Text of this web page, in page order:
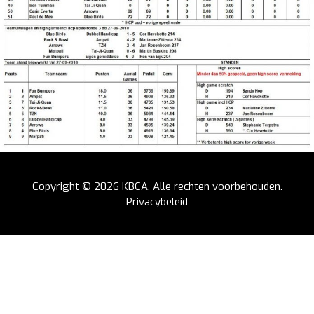
Copyright © 2026 KBCA. Alle rechten voorbehouden.
Privacybeleid